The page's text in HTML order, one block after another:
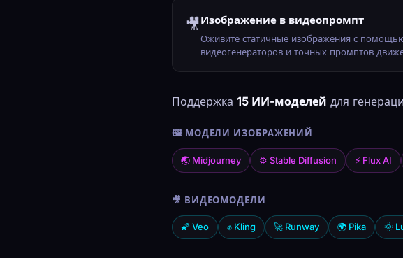
🎥Изображение в видеопромпт
Оживите статичные изображения с
видеогенераторов и точных промптов
Поддержка 15 ИИ-моделей для
🖼 МОДЕЛИ ИЗОБРАЖЕНИЙ
🌏 Midjourney ⚙ Stable Diffusion ⚡ Flux AI
🎥 ВИДЕОМОДЕЛИ
🌠 Veo ✊ Kling 🚀 Runway 🌍 Pika 🌞